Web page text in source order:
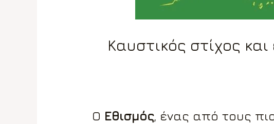
Καυστικός στίχος
Ο Εθισμός, ένας από τους